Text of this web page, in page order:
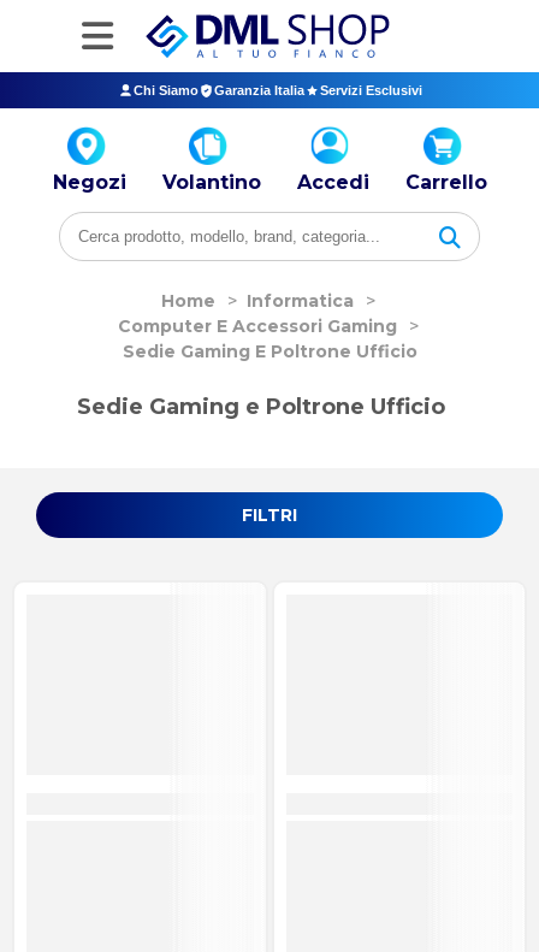
Chi Siamo Garanzia Italia Servizi Esclusivi
Negozi Volantino Accedi Carrello
Home > Informatica
>
Computer E Accessori Gaming
>
Sedie Gaming E Poltrone Ufficio
FILTRI
Sedie Gaming e Poltrone Ufficio